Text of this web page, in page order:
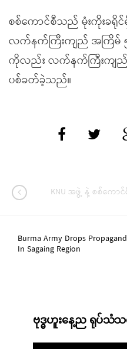
စစ်ကောင်စီသည် မုံးကိုးခရို
လက်နက်ကြီးကျည် အကြိမ်
ကိုလည်း လက်နက်ကြီးကျည်
ပစ်ခတ်ခဲ့သည်။
KNU အဖွဲ့ နဲ့ စစ်ကေ
Burma Army Drops
In Sagaing Region
ဗုဒ္ဓဟူးနေ့ည ရုပ်သံသ